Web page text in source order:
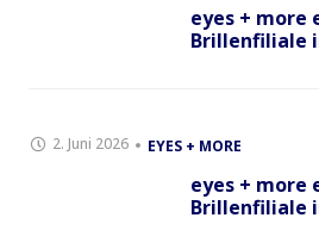
eyes + more
Brillenfiliale
2. Juni 2026 EYES + MORE
eyes + more
Brillenfiliale